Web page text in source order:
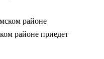
районе приедет